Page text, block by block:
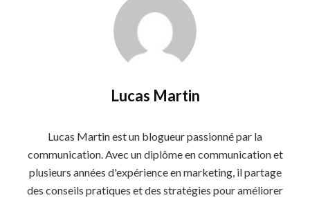
Lucas Martin
Lucas Martin est un blogueur passionné par la
communication. Avec un diplôme en communication et
plusieurs années d'expérience en marketing, il partage
des conseils pratiques et des stratégies pour améliorer